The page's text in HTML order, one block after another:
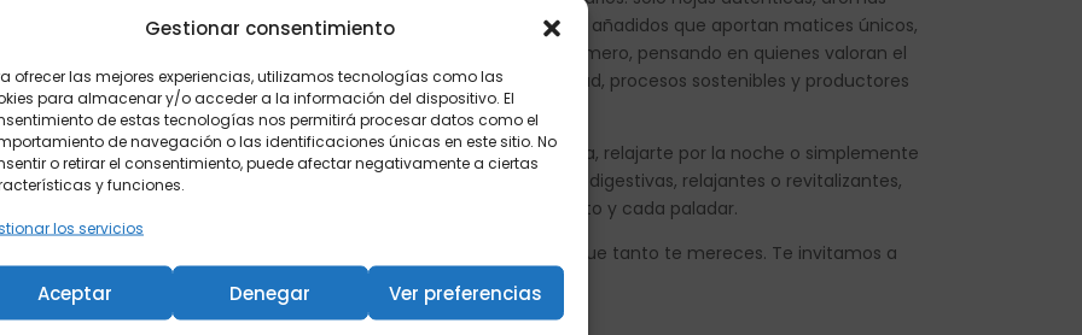
Gestionar consentimiento
ofrecer las mejores experiencias, utilizamos tecnologías como las
para almacenar y/o acceder a la información del dispositivo. El
de estas tecnologías nos permitirá procesar datos como el
de navegación o las identificaciones únicas en este sitio. No
o retirar el consentimiento, puede afectar negativamente a ciertas
y funciones.
los servicios
Aceptar Denegar Ver preferencias
reconfortantes en cada taza. Algunas mezclas contienen aromas añadidos que aportan matices únicos,
agradable y saludable. Seleccionamos cada combinación con esmero, pensando en quienes valoran el
lo cotidiano y lo especial. Apostamos por ingredientes de calidad, procesos sostenibles y productores
que cuidan la tierra tanto como tú cuidas tu bienestar.
tienda es fácil, rápido y seguro. Ya sea que busques energizar tu día, relajarte por la noche o simplemente
el té perfecto para ti. Desde tés funcionales con propiedades digestivas, relajantes o revitalizantes,
para el disfrute consciente, tenemos opciones para cada momento y cada paladar.
contigo mismo, y queremos acompañarte en ese ritual diario que tanto te mereces. Te invitamos a
probar, sentir y dejarte llevar por el arte de infusionar el alma.